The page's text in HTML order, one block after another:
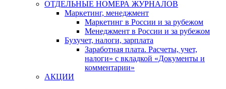
ОТДЕЛЬНЫЕ НОМЕРА ЖУРНАЛОВ
Маркетинг, менеджмент
Маркетинг в России и за рубежом
Менеджмент в России и за рубежом
Бухучет, налоги, зарплата
Заработная плата. Расчеты, учет,
налоги» с вкладкой «Документы и
комментарии»
АКЦИИ